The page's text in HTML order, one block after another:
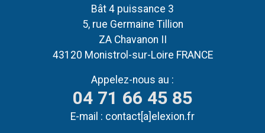
Bât 4 puissance 3
5, rue Germaine Tillion
ZA Chavanon II
43120 Monistrol-sur-Loire FRANCE
Appelez-nous au :
04 71 66 45 85
E-mail : contact[a]elexion.fr